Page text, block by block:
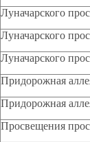
Луначарского
Луначарского
Луначарского
Придорожная
Придорожная
Просвещения